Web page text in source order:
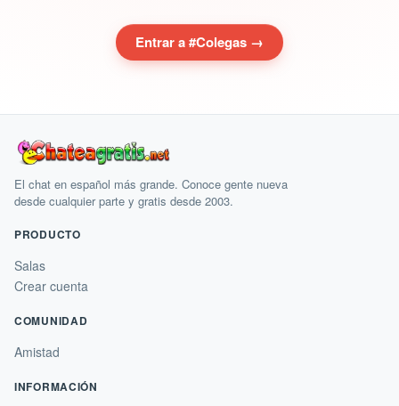
Entrar a #Colegas →
El chat en español más grande. Conoce gente nueva
desde cualquier parte y gratis desde 2003.
PRODUCTO
Salas
Crear cuenta
COMUNIDAD
Amistad
INFORMACIÓN